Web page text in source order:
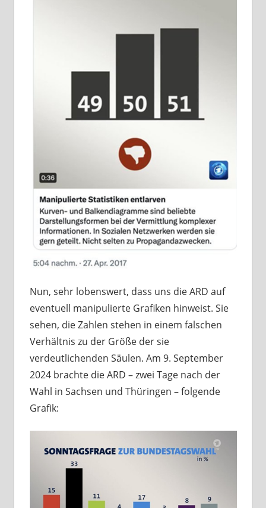
Nun, sehr lobenswert, dass uns die ARD auf
eventuell manipulierte Grafiken hinweist. Sie
sehen, die Zahlen stehen in einem falschen
Verhältnis zu der Größe der sie
verdeutlichenden Säulen. Am 9. September
2024 brachte die ARD – zwei Tage nach der
Wahl in Sachsen und Thüringen – folgende
Grafik: